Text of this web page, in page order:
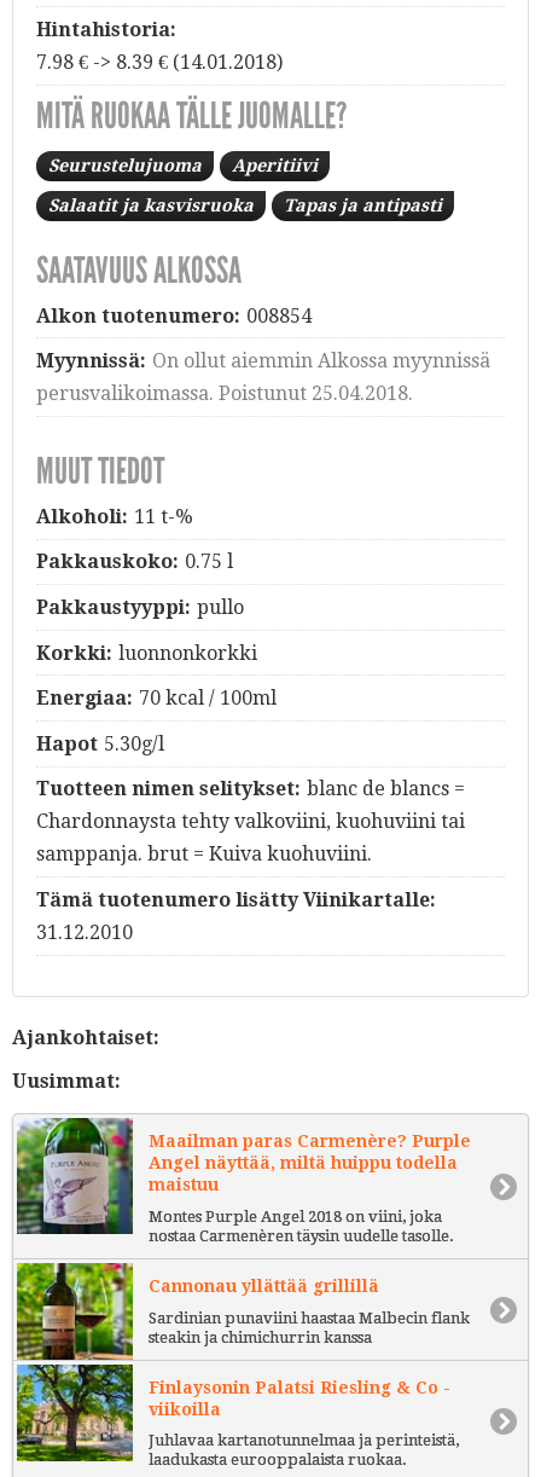
Hintahistoria:
7.98 € -> 8.39 € (14.01.2018)
MITÄ RUOKAA TÄLLE JUOMALLE?
Seurustelujuoma Aperitiivi
Salaatit ja kasvisruoka Tapas ja antipasti
SAATAVUUS ALKOSSA
Alkon tuotenumero: 008854
Myynnissä: On ollut aiemmin Alkossa myynnissä
perusvalikoimassa. Poistunut 25.04.2018.
MUUT TIEDOT
Alkoholi: 11 t-%
Pakkauskoko: 0.75 l
Pakkaustyyppi: pullo
Korkki: luonnonkorkki
Energiaa: 70 kcal / 100ml
Hapot 5.30g/l
Tuotteen nimen selitykset: blanc de blancs =
Chardonnaysta tehty valkoviini, kuohuviini tai
samppanja. brut = Kuiva kuohuviini.
Tämä tuotenumero lisätty Viinikartalle:
31.12.2010
Ajankohtaiset:
Uusimmat:
Maailman paras Carmenère? Purple
Angel näyttää, miltä huippu todella
maistuu
Montes Purple Angel 2018 on viini, joka
nostaa Carmenèren täysin uudelle tasolle.
Cannonau yllättää grillillä
Sardinian punaviini haastaa Malbecin flank
steakin ja chimichurrin kanssa
Finlaysonin Palatsi Riesling & Co -
viikoilla
Juhlavaa kartanotunnelmaa ja perinteistä,
laadukasta eurooppalaista ruokaa.